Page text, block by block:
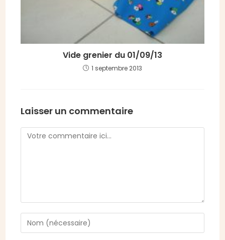
Vide grenier du 01/09/13
1 septembre 2013
Laisser un commentaire
Comment
Enter
your